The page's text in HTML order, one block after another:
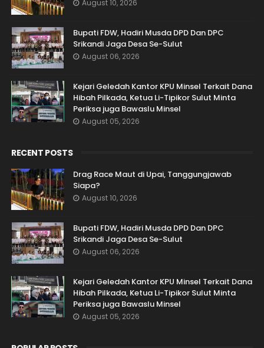
August 10, 2026
Bupati FDW, Hadiri Musda DPD Dan DPC
Srikandi Jaga Desa Se-Sulut
August 06, 2026
Kejari Geledah Kantor KPU Minsel Terkait Dana
Hibah Pilkada, Ketua Li-Tipikor Sulut Minta
Periksa juga Bawaslu Minsel
August 05, 2026
RECENT POSTS
Drag Race Maut di Upai, Tanggungjawab
Siapa?
August 10, 2026
Bupati FDW, Hadiri Musda DPD Dan DPC
Srikandi Jaga Desa Se-Sulut
August 06, 2026
Kejari Geledah Kantor KPU Minsel Terkait Dana
Hibah Pilkada, Ketua Li-Tipikor Sulut Minta
Periksa juga Bawaslu Minsel
August 05, 2026